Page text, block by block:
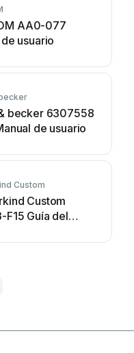
AA0-077
usuario
becker 6307558
de usuario
Custom
Custom
F15 Guía del